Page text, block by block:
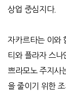
상업 중심지다.
자카르타는 이와
티와 플라자 스
쁘라모노 주지사
을 줄이기 위한